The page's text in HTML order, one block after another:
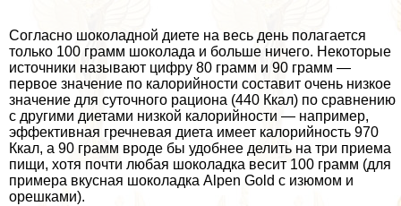
Согласно шоколадной диете на весь день полагается
только 100 грамм шоколада и больше ничего. Некоторые
источники называют цифру 80 грамм и 90 грамм —
первое значение по калорийности составит очень низкое
значение для суточного рациона (440 Ккал) по сравнению
с другими диетами низкой калорийности — например,
эффективная гречневая диета имеет калорийность 970
Ккал, а 90 грамм вроде бы удобнее делить на три приема
пищи, хотя почти любая шоколадка весит 100 грамм (для
примера вкусная шоколадка Alpen Gold с изюмом и
орешками).